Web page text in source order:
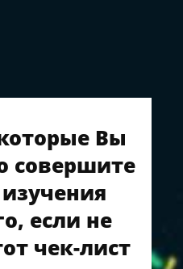
Вы
совершите
если не
чек-лист